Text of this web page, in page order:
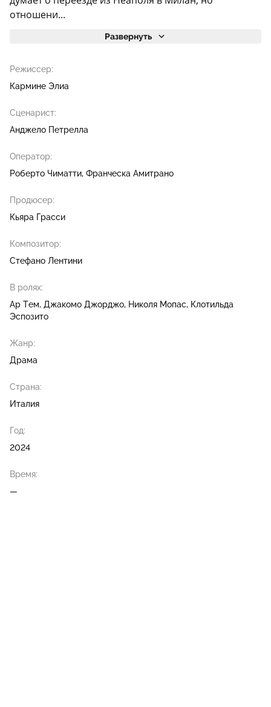
отношени...
Развернуть
Режиссер:
Кармине Элиа
Сценарист:
Анджело Петрелла
Оператор:
Роберто Чиматти Франческа Амитрано
Продюсер:
Кьяра Грасси
Композитор:
Стефано Лентини
В ролях:
Ар Тем Джакомо Джорджо Николя Мопас Клотильда
Эспозито
Жанр:
Драма
Страна:
Италия
Год:
2024
Время:
—